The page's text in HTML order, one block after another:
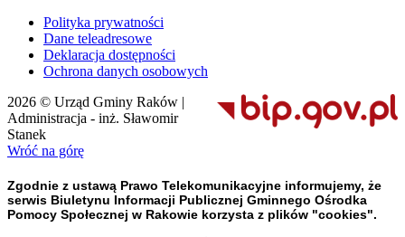
Polityka prywatności
Dane teleadresowe
Deklaracja dostępności
Ochrona danych osobowych
2026 © Urząd Gminy Raków |
Administracja - inż. Sławomir
Stanek
Wróć na górę
Zgodnie z ustawą Prawo Telekomunikacyjne informujemy, że
serwis Biuletynu Informacji Publicznej Gminnego Ośrodka
Pomocy Społecznej w Rakowie korzysta z plików "cookies".